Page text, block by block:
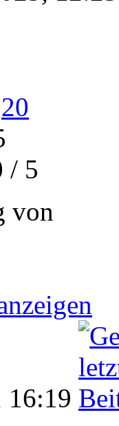
20
/ 5
von
16:19